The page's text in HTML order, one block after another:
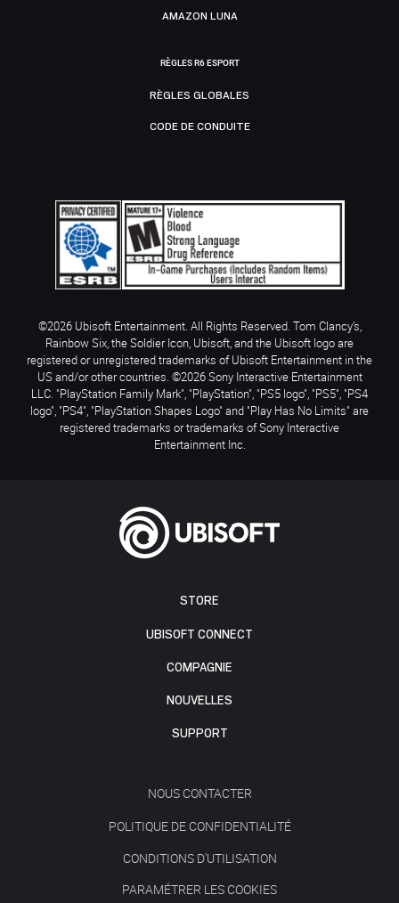
STORE
UBISOFT CONNECT
COMPAGNIE
NOUVELLES
SUPPORT
NOUS CONTACTER
POLITIQUE DE CONFIDENTIALITÉ
CONDITIONS D'UTILISATION
PARAMÉTRER LES COOKIES
AMAZON LUNA
RÈGLES R6 ESPORT
RÈGLES GLOBALES
CODE DE CONDUITE
©2026 Ubisoft Entertainment. All Rights Reserved. Tom Clancy’s,
Rainbow Six, the Soldier Icon, Ubisoft, and the Ubisoft logo are
registered or unregistered trademarks of Ubisoft Entertainment in the
US and/or other countries. ©2026 Sony Interactive Entertainment
LLC. "PlayStation Family Mark", "PlayStation", "PS5 logo", "PS5", "PS4
logo", "PS4", "PlayStation Shapes Logo" and "Play Has No Limits" are
registered trademarks or trademarks of Sony Interactive
Entertainment Inc.